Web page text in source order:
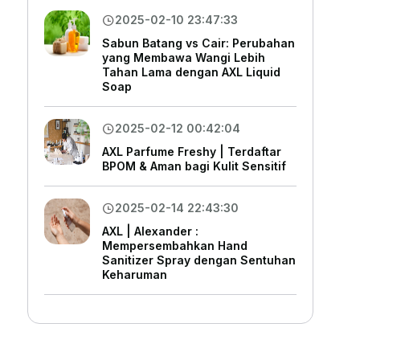
2025-02-10 23:47:33
Sabun Batang vs Cair: Perubahan
yang Membawa Wangi Lebih
Tahan Lama dengan AXL Liquid
Soap
2025-02-12 00:42:04
AXL Parfume Freshy | Terdaftar
BPOM & Aman bagi Kulit Sensitif
2025-02-14 22:43:30
AXL | Alexander :
Mempersembahkan Hand
Sanitizer Spray dengan Sentuhan
Keharuman